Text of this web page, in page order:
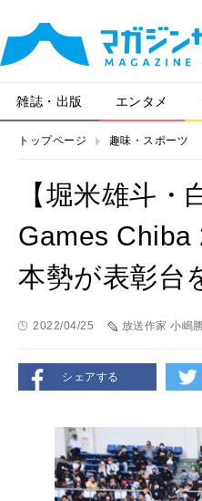
雑誌・出版 エンタメ
トップページ 趣味・スポーツ
【堀米雄斗
Games Chiba
本勢が表彰台
2022/04/25 放送作家 小嶋
シェアする